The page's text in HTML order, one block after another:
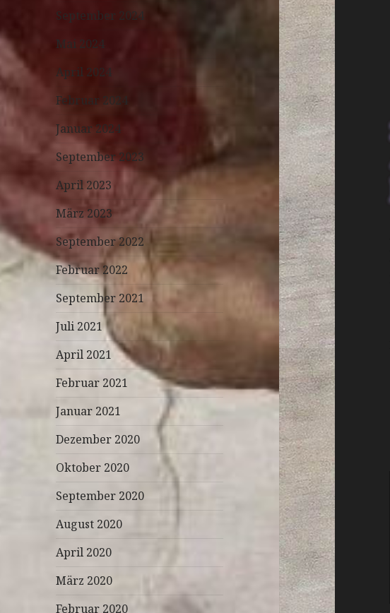
September 2024
Mai 2024
April 2024
Februar 2024
Januar 2024
September 2023
April 2023
März 2023
September 2022
Februar 2022
September 2021
Juli 2021
April 2021
Februar 2021
Januar 2021
Dezember 2020
Oktober 2020
September 2020
August 2020
April 2020
März 2020
Februar 2020